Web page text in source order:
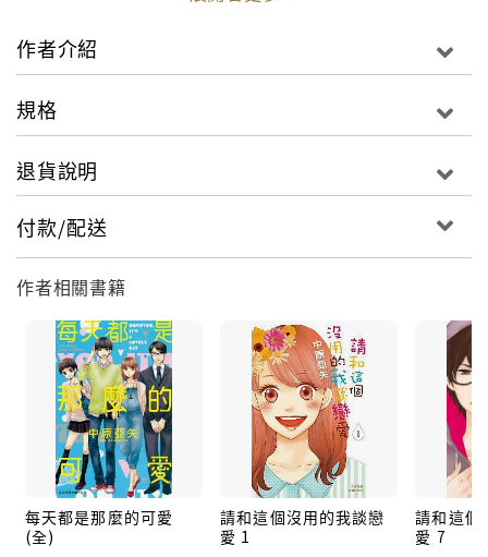
作者介紹
規格
退貨說明
付款/配送
作者相關書籍
每天都是那麼的可愛
(全)
請和這個沒用的我談戀
愛 1
請和這個
愛 7